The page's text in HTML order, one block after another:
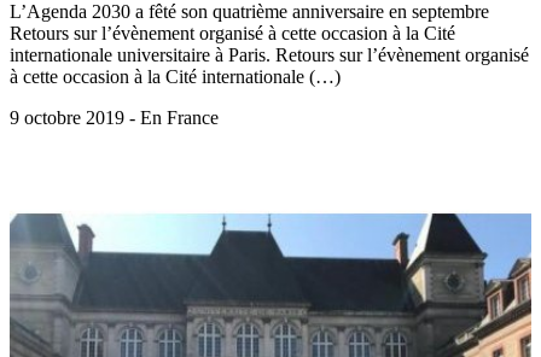
L’Agenda 2030 a fêté son quatrième anniversaire en septembre
Retours sur l’évènement organisé à cette occasion à la Cité
internationale universitaire à Paris. Retours sur l’évènement organisé
à cette occasion à la Cité internationale (…)
9 octobre 2019 - En France